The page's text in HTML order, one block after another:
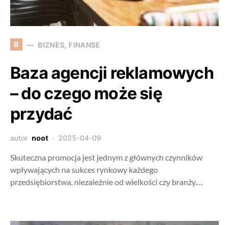
B BIZNES, FINANSE
Baza agencji reklamowych
– do czego może się
przydać
autor noot 2025-04-09
Skuteczna promocja jest jednym z głównych czynników
wpływających na sukces rynkowy każdego
przedsiębiorstwa, niezależnie od wielkości czy branży.…